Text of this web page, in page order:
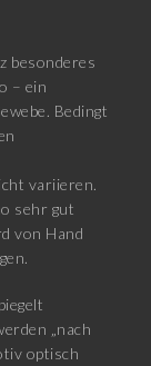
besonderes
– ein
Bedingt
variieren.
sehr gut
von Hand
„nach
optisch